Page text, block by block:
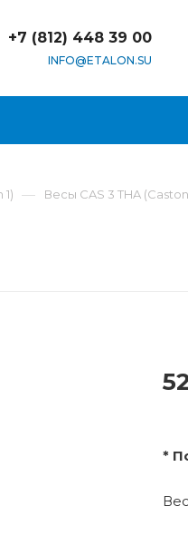
+7 (812) 448 39 00
INFO@ETALON.SU
— Весы CAS 3 THA (Caston
*